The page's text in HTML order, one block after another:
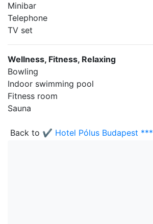
Minibar
Telephone
TV set
Wellness, Fitness, Relaxing
Bowling
Indoor swimming pool
Fitness room
Sauna
Back to ✔️ Hotel Pólus Budapest ***